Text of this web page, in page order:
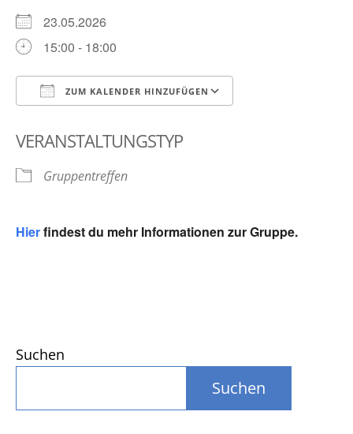
23.05.2026
15:00 - 18:00
ZUM KALENDER HINZUFÜGEN
VERANSTALTUNGSTYP
Gruppentreffen
Hierfindest du mehr Informationen zur Gruppe.
Suchen
Suchen